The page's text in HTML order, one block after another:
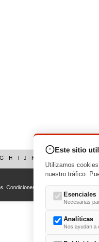
G - H - I - J - K
Condiciones de usoyPolítica de
Este sitio
Utilizamos
nuestro tráfico.
Esenciales
Necesarias
Analíticas
Nos ayudan a